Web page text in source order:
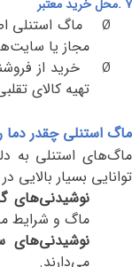
۷ .محل خرید معتبر
Ø
ماگ استنلی
مجاز یا
Ø
خرید از
تهیه کالای
ماگ استنلی چقدر دما
ماگ‌های استنلی به
توانایی بسیار
نوشیدنی‌های
ماگ و شرایط
نوشیدنی‌های
می‌دارند.